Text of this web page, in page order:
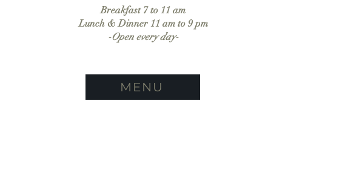
Breakfast 7 to 11 am
Lunch & Dinner 11 am to 9 pm
-Open every day-
MENU